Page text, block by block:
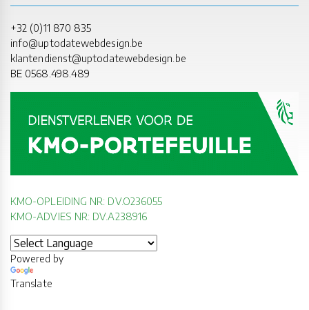
+32 (0)11 870 835
info@uptodatewebdesign.be
klantendienst@uptodatewebdesign.be
BE 0568.498.489
KMO-OPLEIDING NR: DV.O236055
KMO-ADVIES NR: DV.A238916
Powered by
Translate